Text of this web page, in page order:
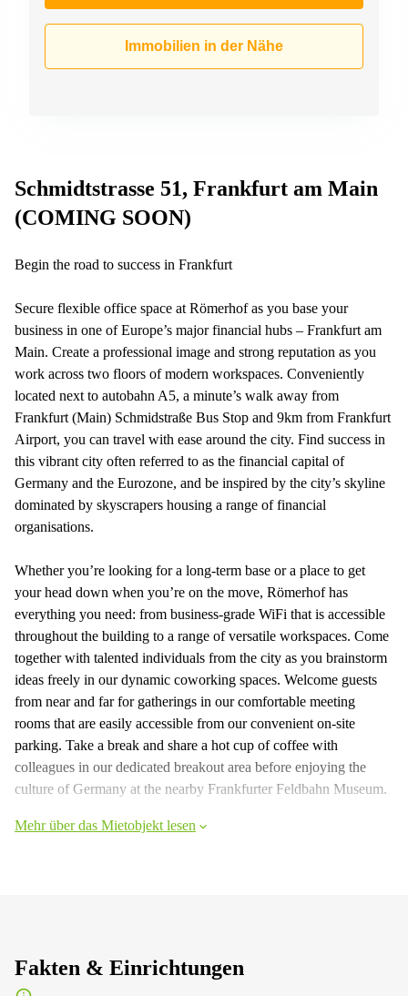
Büro
mieten
Mannheim
Büro
Meetingraum
Berlin
Coworking
Köln
2 Berlin
Regus
Scheffler-
Köln
57 Koln
Ludwig-
Erhard-
Straße 18
Hamburg
Immobilien in der Nähe
Schmidtstrasse 51, Frankfurt am Main
(COMING SOON)
Begin the road to success in Frankfurt
Secure flexible office space at Römerhof as you base your
business in one of Europe’s major financial hubs – Frankfurt am
Main. Create a professional image and strong reputation as you
work across two floors of modern workspaces. Conveniently
located next to autobahn A5, a minute’s walk away from
Frankfurt (Main) Schmidstraße Bus Stop and 9km from Frankfurt
Airport, you can travel with ease around the city. Find success in
this vibrant city often referred to as the financial capital of
Germany and the Eurozone, and be inspired by the city’s skyline
dominated by skyscrapers housing a range of financial
organisations.
Whether you’re looking for a long-term base or a place to get
your head down when you’re on the move, Römerhof has
everything you need: from business-grade WiFi that is accessible
throughout the building to a range of versatile workspaces. Come
together with talented individuals from the city as you brainstorm
ideas freely in our dynamic coworking spaces. Welcome guests
from near and far for gatherings in our comfortable meeting
rooms that are easily accessible from our convenient on-site
parking. Take a break and share a hot cup of coffee with
colleagues in our dedicated breakout area before enjoying the
culture of Germany at the nearby Frankfurter Feldbahn Museum.
Mehr über das Mietobjekt lesen
Fakten & Einrichtungen